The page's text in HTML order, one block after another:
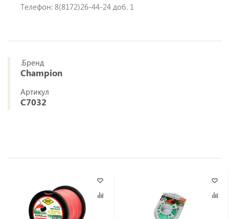
Телефон: 8(8172)26-44-24 доб. 1
.Бренд
Champion
Артикул
C7032